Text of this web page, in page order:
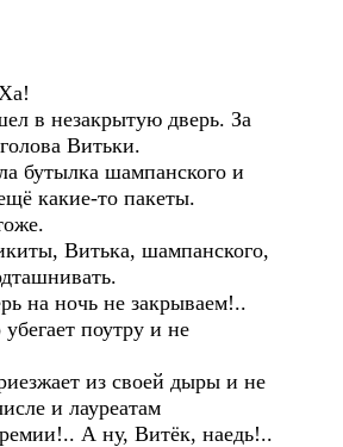
незакрытую дверь. За
Витьки.
шампанского и
какие-то пакеты.
Витька, шампанского,
ночь не закрываем!..
поутру и не
из своей дыры и не
и лауреатам
А ну, Витёк, наедь!..